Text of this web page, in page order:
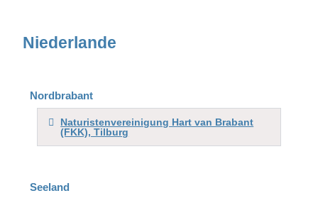
Niederlande
Nordbrabant
Naturistenvereinigung Hart van Brabant
(FKK), Tilburg
Seeland